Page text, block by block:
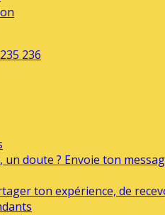
doute ? Envoie ton
ton expérience, de